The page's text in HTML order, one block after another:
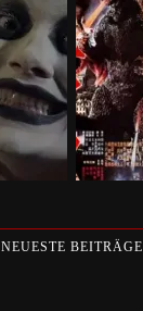
NEUESTE BEITRÄGE